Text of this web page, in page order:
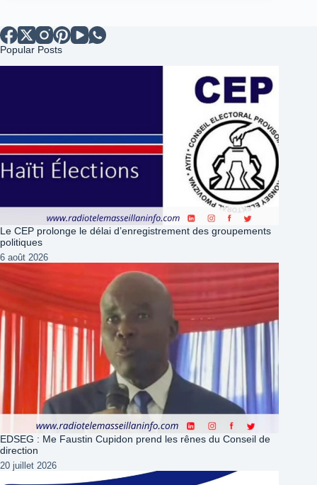
Popular Posts
Le CEP prolonge le délai d’enregistrement des groupements
politiques
6 août 2026
EDSEG : Me Faustin Cupidon prend les rênes du Conseil de
direction
20 juillet 2026